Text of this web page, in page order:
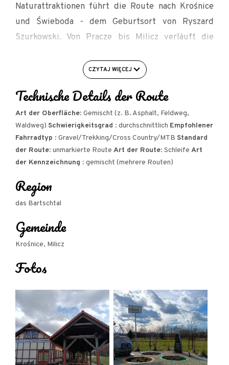
Naturattraktionen führt die Route nach Krośnice
und Świeboda - dem Geburtsort von Ryszard
Szurkowski. Von Pracze bis Milicz verläuft die
Radweg (der Trasse der ehemaligen
ROUTE: Milicz KOM - Ruda Milicka - Dyminy -
Grabownica (Turm) - Czatkowice - Dąbrowa -
Krośnice (Krośnicka Kolejka Wąskotorowa) -
Wierzchowice - Świebodów (Platz von Ryszard
Szurkowski) - Postolin (Johanna Hügel und Park) -
Pracze (Bar Strzelec) - Kaszowo - Milicz KOM
CZYTAJ WIĘCEJ
Technische Details der Route
Art der Oberfläche: Gemischt (z. B. Asphalt, Feldweg,
Waldweg) Schwierigkeitsgrad : durchschnittlich Empfohlener
Fahrradtyp : Gravel/Trekking/Cross Country/MTB Standard
der Route: unmarkierte Route Art der Route: Schleife Art
der Kennzeichnung : gemischt (mehrere Routen)
Region
das Bartschtal
Gemeinde
Krośnice, Milicz
Fotos